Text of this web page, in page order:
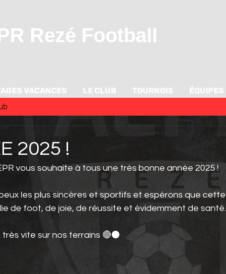
Rezé Football
VACANCES LE CLUB TOURNOIS ÉQUIPES
2025 !
vous souhaite à tous une très bonne année 2025 !
les plus sincères et sportifs et espérons que
de foot, de joie, de réussite et évidemment de santé.
très vite sur nos terrains 🔴⚫️